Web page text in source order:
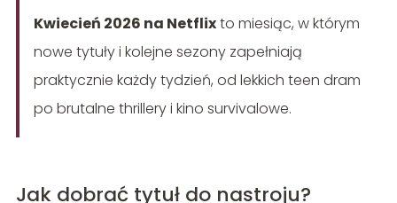
Kwiecień 2026 na Netflixto miesiąc, w którym
nowe tytuły i kolejne sezony zapełniają
praktycznie każdy tydzień, od lekkich teen dram
po brutalne thrillery i kino survivalowe.
Jak dobrać tytuł do nastroju?